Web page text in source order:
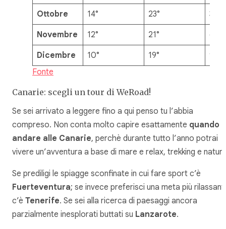
Ottobre 14° 23° 3mm
Novembre 12° 21°
Dicembre 10° 19°
Fonte
Canarie: scegli un tour di WeRoad!
Se sei arrivato a leggere fino a qui penso tu l’abbia
compreso. Non conta molto capire esattamente quando
andare alle Canarie, perchè durante tutto l’anno potrai
vivere un’avventura a base di mare e relax, trekking e
Se prediligi le spiagge sconfinate in cui fare sport c’è
Fuerteventura; se invece preferisci una meta più
c’è Tenerife. Se sei alla ricerca di paesaggi ancora
parzialmente inesplorati buttati su Lanzarote.